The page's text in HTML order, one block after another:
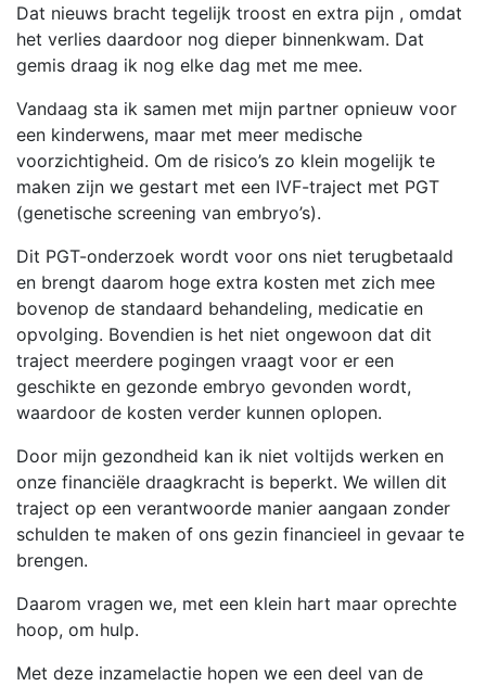
Dat nieuws bracht tegelijk troost en extra pijn , omdat
het verlies daardoor nog dieper binnenkwam. Dat
gemis draag ik nog elke dag met me mee.
Vandaag sta ik samen met mijn partner opnieuw voor
een kinderwens, maar met meer medische
voorzichtigheid. Om de risico’s zo klein mogelijk te
maken zijn we gestart met een IVF-traject met PGT
(genetische screening van embryo’s).
Dit PGT-onderzoek wordt voor ons niet terugbetaald
en brengt daarom hoge extra kosten met zich mee
bovenop de standaard behandeling, medicatie en
opvolging. Bovendien is het niet ongewoon dat dit
traject meerdere pogingen vraagt voor er een
geschikte en gezonde embryo gevonden wordt,
waardoor de kosten verder kunnen oplopen.
Door mijn gezondheid kan ik niet voltijds werken en
onze financiële draagkracht is beperkt. We willen dit
traject op een verantwoorde manier aangaan zonder
schulden te maken of ons gezin financieel in gevaar te
brengen.
Daarom vragen we, met een klein hart maar oprechte
hoop, om hulp.
Met deze inzamelactie hopen we een deel van de